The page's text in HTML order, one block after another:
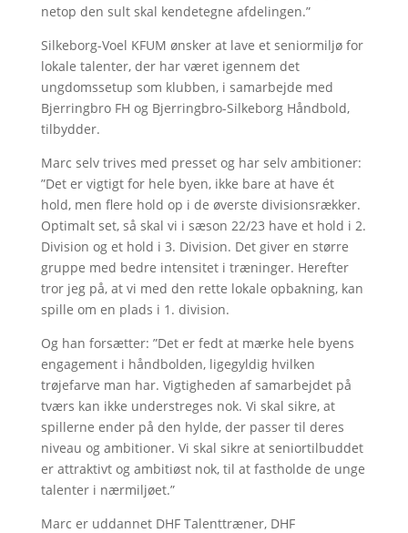
netop den sult skal kendetegne afdelingen.”
Silkeborg-Voel KFUM ønsker at lave et seniormiljø for
lokale talenter, der har været igennem det
ungdomssetup som klubben, i samarbejde med
Bjerringbro FH og Bjerringbro-Silkeborg Håndbold,
tilbydder.
Marc selv trives med presset og har selv ambitioner:
”Det er vigtigt for hele byen, ikke bare at have ét
hold, men flere hold op i de øverste divisionsrækker.
Optimalt set, så skal vi i sæson 22/23 have et hold i 2.
Division og et hold i 3. Division. Det giver en større
gruppe med bedre intensitet i træninger. Herefter
tror jeg på, at vi med den rette lokale opbakning, kan
spille om en plads i 1. division.
Og han forsætter: ”Det er fedt at mærke hele byens
engagement i håndbolden, ligegyldig hvilken
trøjefarve man har. Vigtigheden af samarbejdet på
tværs kan ikke understreges nok. Vi skal sikre, at
spillerne ender på den hylde, der passer til deres
niveau og ambitioner. Vi skal sikre at seniortilbuddet
er attraktivt og ambitiøst nok, til at fastholde de unge
talenter i nærmiljøet.”
Marc er uddannet DHF Talenttræner, DHF